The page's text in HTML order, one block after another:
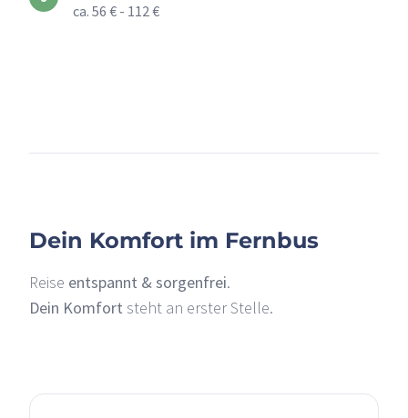
ca. 56 € - 112 €
Dein Komfort im Fernbus
Reise entspannt & sorgenfrei.
Dein Komfort steht an erster Stelle.